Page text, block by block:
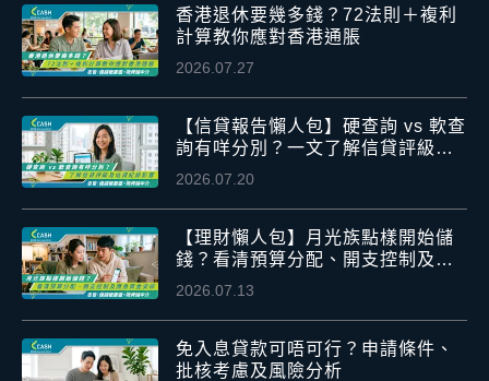
香港退休要幾多錢？72法則＋複利
計算教你應對香港通脹
2026.07.27
【信貸報告懶人包】硬查詢 vs 軟查
詢有咩分別？一文了解信貸評級及
信貸紀錄影響
2026.07.20
【理財懶人包】月光族點樣開始儲
錢？看清預算分配、開支控制及應
急資金安排
2026.07.13
免入息貸款可唔可行？申請條件、
批核考慮及風險分析